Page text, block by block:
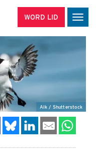
WORD LID
Alk / Shutterstock